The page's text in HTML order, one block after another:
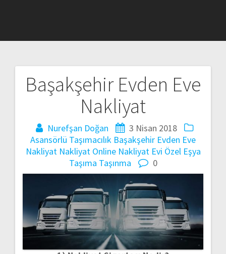
Başakşehir Evden Eve
Nakliyat
Nurefşan Doğan
3 Nisan 2018
Asansörlü Taşımacılık Başakşehir Evden Eve
Nakliyat Nakliyat Online Nakliyat Evi Özel Eşya
Taşıma Taşınma 0
Yazı
gezinmesi